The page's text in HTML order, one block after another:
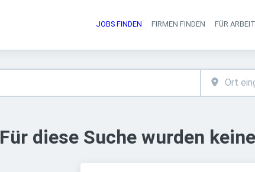
JOBS FINDEN FIRMEN FINDEN FÜR
Für diese Suche wurden